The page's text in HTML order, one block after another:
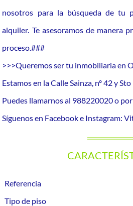
nosotros para la búsqueda de tu
alquiler. Te asesoramos de manera
proceso.###
>>>Queremos ser tu inmobiliaria en
Estamos en la Calle Sainza, nº 42 y
Puedes llamarnos al 988220020 o
Síguenos en Facebook e Instagram:
Referencia
Tipo de piso